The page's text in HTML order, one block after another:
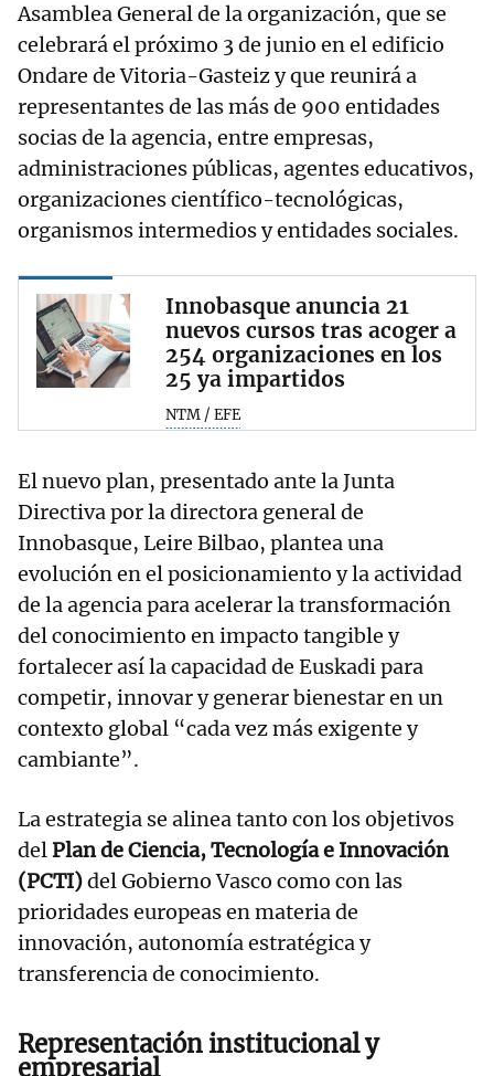
Asamblea General de la organización, que se
celebrará el próximo 3 de junio en el edificio
Ondare de Vitoria-Gasteiz y que reunirá a
representantes de las más de 900 entidades
socias de la agencia, entre empresas,
administraciones públicas, agentes educativos,
organizaciones científico-tecnológicas,
organismos intermedios y entidades sociales.
Innobasque anuncia 21
nuevos cursos tras acoger a
254 organizaciones en los
25 ya impartidos
NTM / EFE
El nuevo plan, presentado ante la Junta
Directiva por la directora general de
Innobasque, Leire Bilbao, plantea una
evolución en el posicionamiento y la actividad
de la agencia para acelerar la transformación
del conocimiento en impacto tangible y
fortalecer así la capacidad de Euskadi para
competir, innovar y generar bienestar en un
contexto global “cada vez más exigente y
cambiante”.
La estrategia se alinea tanto con los objetivos
delPlan de Ciencia, Tecnología e Innovación
(PCTI)del Gobierno Vasco como con las
prioridades europeas en materia de
innovación, autonomía estratégica y
transferencia de conocimiento.
Representación institucional y
empresarial